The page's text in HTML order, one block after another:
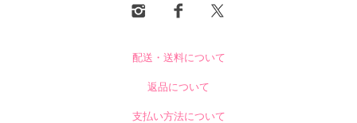
配送・送料について
返品について
支払い方法について